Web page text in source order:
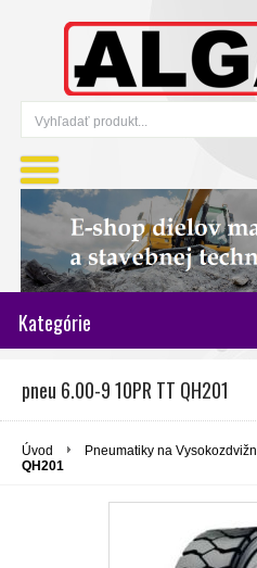
Kategórie
pneu 6.00-9 10PR TT QH201
Úvod Pneumatiky na
QH201